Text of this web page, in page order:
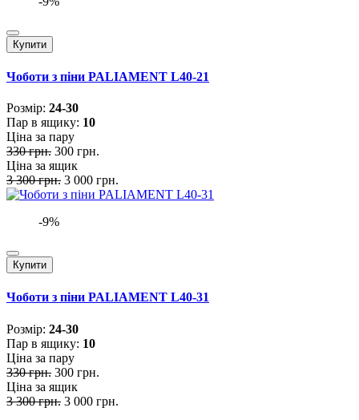
Купити
Чоботи з піни PALIAMENT L40-21
Розмiр: 24-30
Пар в ящику: 10
Ціна за пару
330 грн. 300 грн.
Ціна за ящик
3 300 грн. 3 000 грн.
-9%
Купити
Чоботи з піни PALIAMENT L40-31
Розмiр: 24-30
Пар в ящику: 10
Ціна за пару
330 грн. 300 грн.
Ціна за ящик
3 300 грн. 3 000 грн.